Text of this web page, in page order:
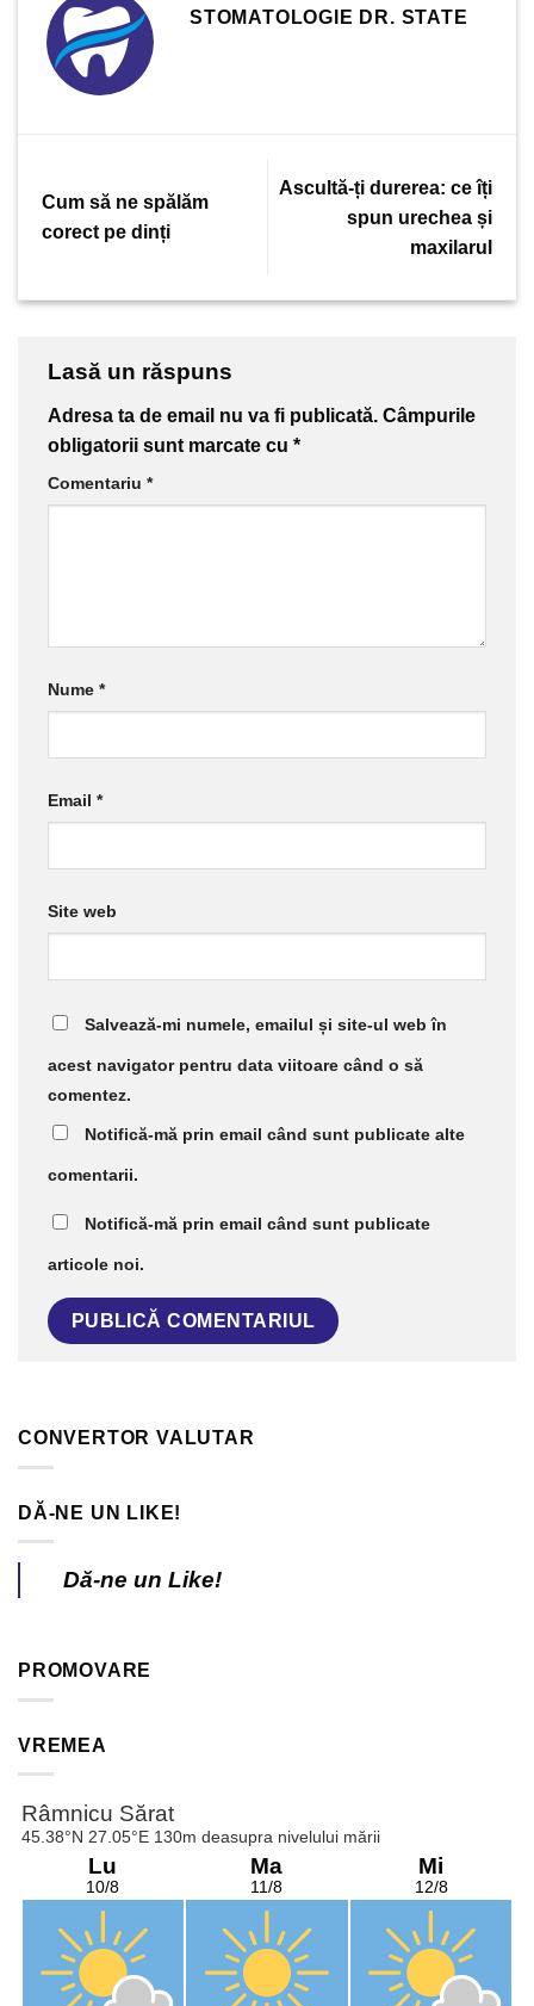
STOMATOLOGIE DR. STATE
Cum să ne spălăm
corect pe dinți
Ascultă-ți durerea: ce îți
spun urechea și
maxilarul
Lasă un răspuns
Adresa ta de email nu va fi publicată. Câmpurile
obligatorii sunt marcate cu *
Comentariu *
Nume *
Email *
Site web
Salvează-mi numele, emailul și site-ul web în
acest navigator pentru data viitoare când o să
comentez.
Notifică-mă prin email când sunt publicate alte
comentarii.
Notifică-mă prin email când sunt publicate
articole noi.
CONVERTOR VALUTAR
DĂ-NE UN LIKE!
Dă-ne un Like!
PROMOVARE
VREMEA